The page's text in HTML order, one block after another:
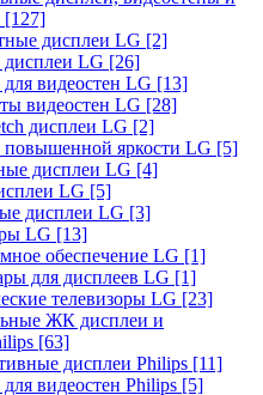
[127]
дисплеи LG [2]
LG [26]
видеостен LG [13]
видеостен LG [28]
дисплеи LG [2]
повышенной яркости LG [5]
дисплеи LG [4]
LG [5]
дисплеи LG [3]
LG [13]
обеспечение LG [1]
для дисплеев LG [1]
телевизоры LG [23]
ЖК дисплеи и
[63]
дисплеи Philips [11]
видеостен Philips [5]